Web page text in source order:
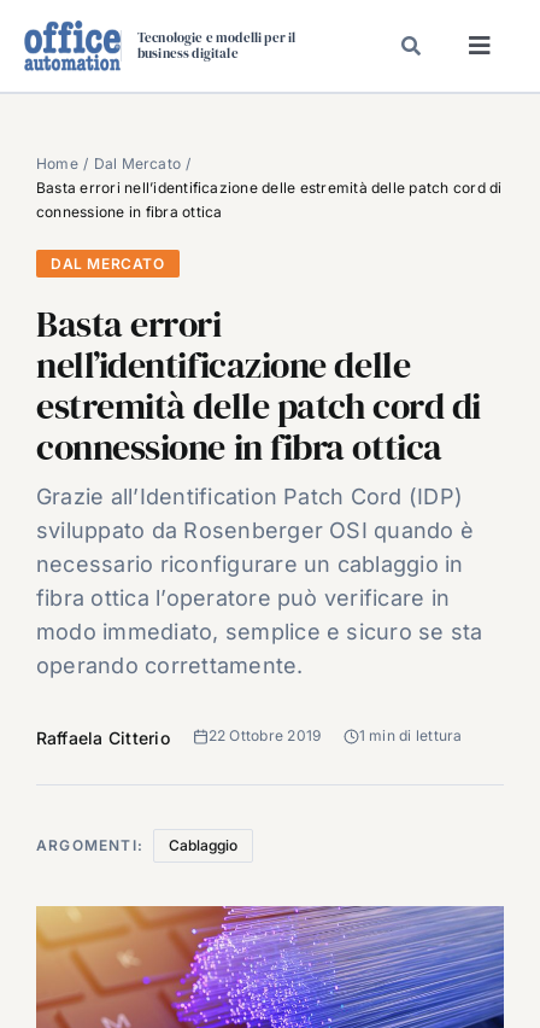
Tecnologie e modelli per il
business digitale
SPECIAL PAPER
TAVOLE ROTONDE DI REDAZIONE
DAL MERCATO
VIDEO
EVENTI
CHI SIAMO
Home
Dal Mercato
Basta errori nell’identificazione delle estremità delle patch cord di
connessione in fibra ottica
DAL MERCATO
Basta errori
nell’identificazione delle
estremità delle patch cord di
connessione in fibra ottica
Grazie all’Identification Patch Cord (IDP)
sviluppato da Rosenberger OSI quando è
necessario riconfigurare un cablaggio in
fibra ottica l’operatore può verificare in
modo immediato, semplice e sicuro se sta
operando correttamente.
Raffaela Citterio 22 Ottobre 2019 1 min di lettura
ARGOMENTI: Cablaggio